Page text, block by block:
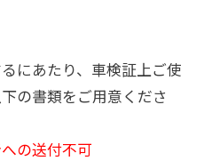
にあたり、車検証上ご使
の書類をご用意くださ
の送付不可